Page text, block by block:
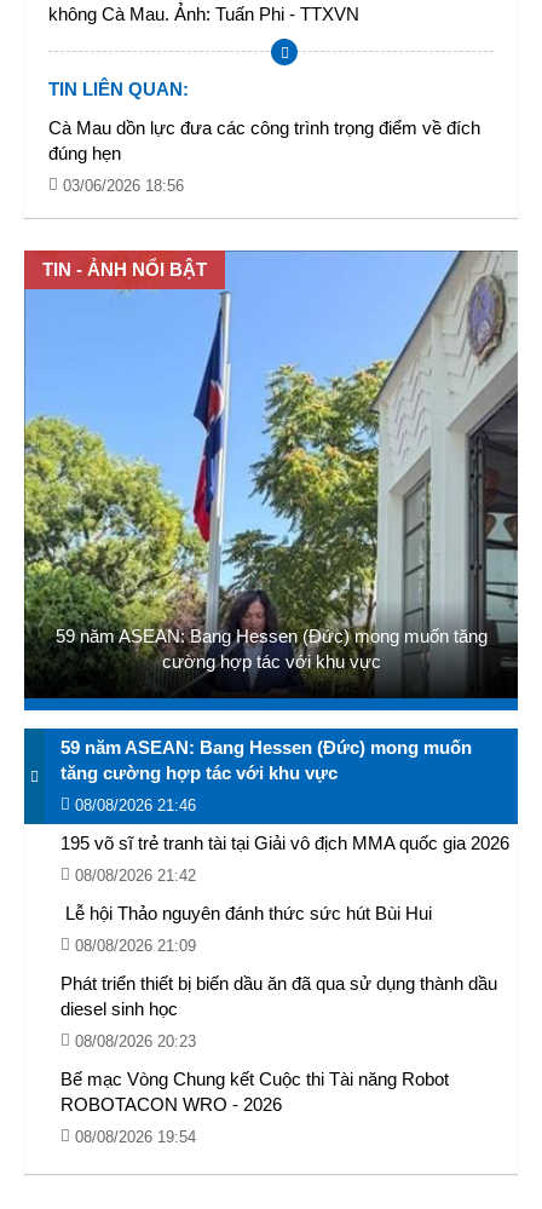
không Cà Mau. Ảnh: Tuấn Phi - TTXVN
TIN LIÊN QUAN:
Cà Mau dồn lực đưa các công trình trọng điểm về đích
đúng hẹn
03/06/2026 18:56
TIN - ẢNH NỔI BẬT
59 năm ASEAN: Bang Hessen (Đức) mong muốn tăng
cường hợp tác với khu vực
59 năm ASEAN: Bang Hessen (Đức) mong muốn
tăng cường hợp tác với khu vực
08/08/2026 21:46
195 võ sĩ trẻ tranh tài tại Giải vô địch MMA quốc gia 2026
08/08/2026 21:42
​ Lễ hội Thảo nguyên đánh thức sức hút Bùi Hui
08/08/2026 21:09
Phát triển thiết bị biến dầu ăn đã qua sử dụng thành dầu
diesel sinh học
08/08/2026 20:23
Bế mạc Vòng Chung kết Cuộc thi Tài năng Robot
ROBOTACON WRO - 2026
08/08/2026 19:54